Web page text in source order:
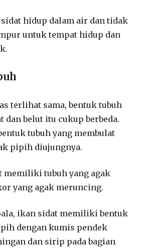
hidup dalam air dan tidak
untuk tempat hidup dan
terlihat sama, bentuk tubuh
dan belut itu cukup berbeda.
tubuh yang membulat
pipih diujungnya.
memiliki tubuh yang agak
yang agak meruncing.
ikan sidat memiliki bentuk
dengan kumis pendek
dan sirip pada bagian